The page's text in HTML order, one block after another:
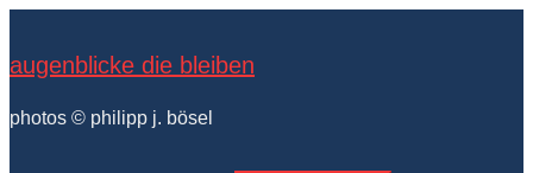
springen
augenblicke die bleiben
photos © philipp j. bösel